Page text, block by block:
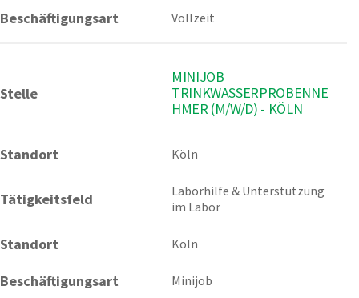
Beschäftigungsart Vollzeit
Stelle
MINIJOB
TRINKWASSERPROBENNE
HMER (M/W/D) - KÖLN
Standort Köln
Tätigkeitsfeld
Laborhilfe & Unterstützung
im Labor
Standort Köln
Beschäftigungsart Minijob